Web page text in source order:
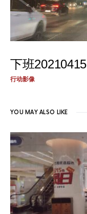
下班20210415
行动影像
YOU MAY ALSO LIKE